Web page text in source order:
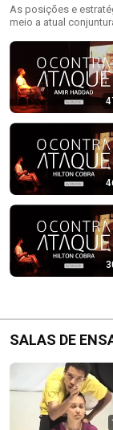
As posições e
meio a atual
totalmente alinhados
Teatro Vila Velha, e
“somos atores
porque somos atores”.
SALAS DE